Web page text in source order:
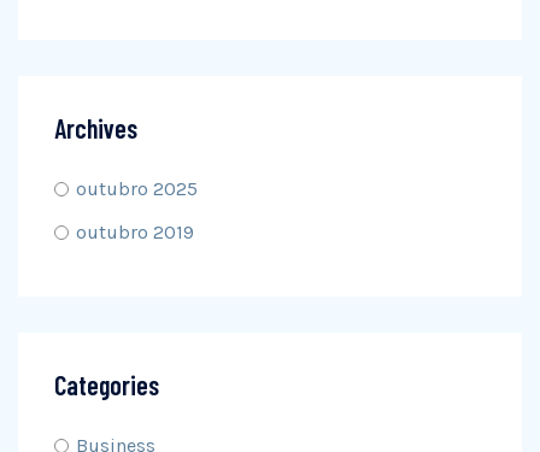
Archives
outubro 2025
outubro 2019
Categories
Business